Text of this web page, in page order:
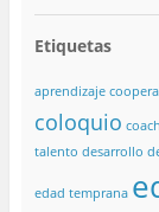
Etiquetas
aprendizaje
coloquio
talento desarrollo
edad temprana